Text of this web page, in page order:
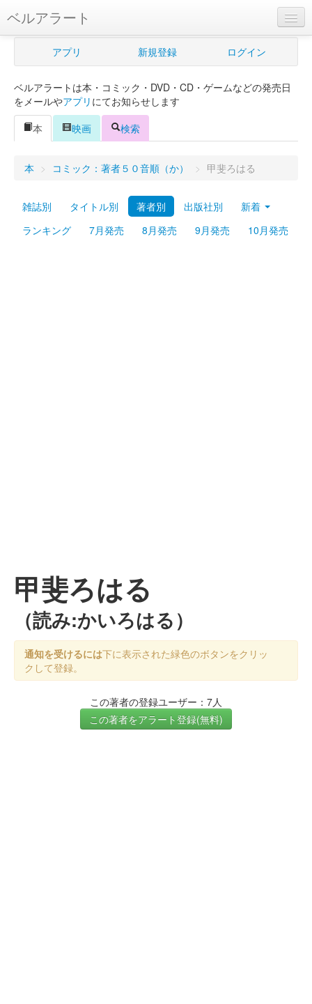
ベルアラート
ベルアラートとは
新規登録
ログイン
Myシェルフ
プレミアム
アプリ 新規登録 ログイン
ベルアラートは本・コミック・DVD・CD・ゲームなどの発売日
をメールやアプリ にてお知らせします
本
映画 検索
本 > コミック：著者５０音順（か） > 甲斐ろはる
雑誌別 タイトル別 著者別 出版社別
新着
ランキング
7月発売 8月発売 9月発売 10月発売
甲斐ろはる
（読み:かいろはる）
通知を受けるには下に表示された緑色のボタンをクリッ
クして登録。
この著者の登録ユーザー：7人
この著者をアラート登録(無料)